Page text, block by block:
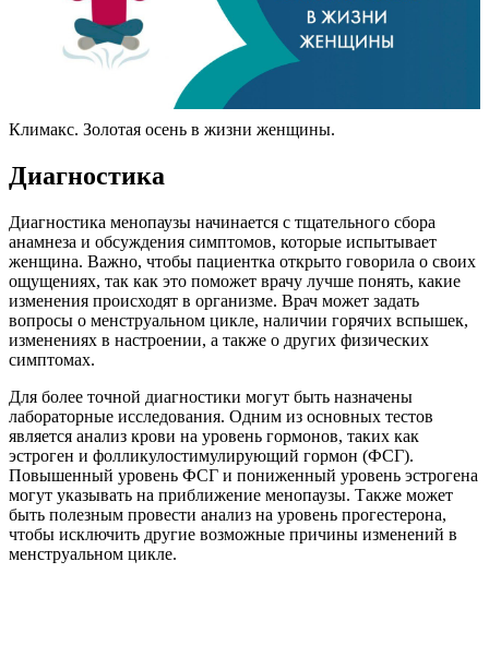
Климакс. Золотая осень в жизни женщины.
Диагностика
Диагностика менопаузы начинается с тщательного сбора
анамнеза и обсуждения симптомов, которые испытывает
женщина. Важно, чтобы пациентка открыто говорила о своих
ощущениях, так как это поможет врачу лучше понять, какие
изменения происходят в организме. Врач может задать
вопросы о менструальном цикле, наличии горячих вспышек,
изменениях в настроении, а также о других физических
симптомах.
Для более точной диагностики могут быть назначены
лабораторные исследования. Одним из основных тестов
является анализ крови на уровень гормонов, таких как
эстроген и фолликулостимулирующий гормон (ФСГ).
Повышенный уровень ФСГ и пониженный уровень эстрогена
могут указывать на приближение менопаузы. Также может
быть полезным провести анализ на уровень прогестерона,
чтобы исключить другие возможные причины изменений в
менструальном цикле.